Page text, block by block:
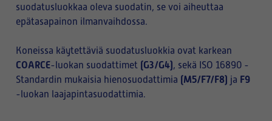
suodatusluokkaa oleva suodatin, se voi aiheuttaa
epätasapainon ilmanvaihdossa.
Koneissa käytettäviä suodatusluokkia ovat karkean
COARCE-luokan suodattimet (G3/G4), sekä ISO 16890 -
Standardin mukaisia hienosuodattimia (M5/F7/F8) ja F9
-luokan laajapintasuodattimia.